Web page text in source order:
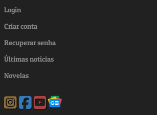
Login
Criar conta
Recuperar senha
Últimas notícias
Novelas